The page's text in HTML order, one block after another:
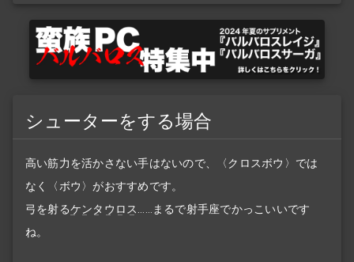
シューターをする場合
高い筋力を活かさない手はないので、〈クロスボウ〉では
なく〈ボウ〉がおすすめです。
弓を射るケンタウロス
……まるで射手座でかっこいいです
ね。